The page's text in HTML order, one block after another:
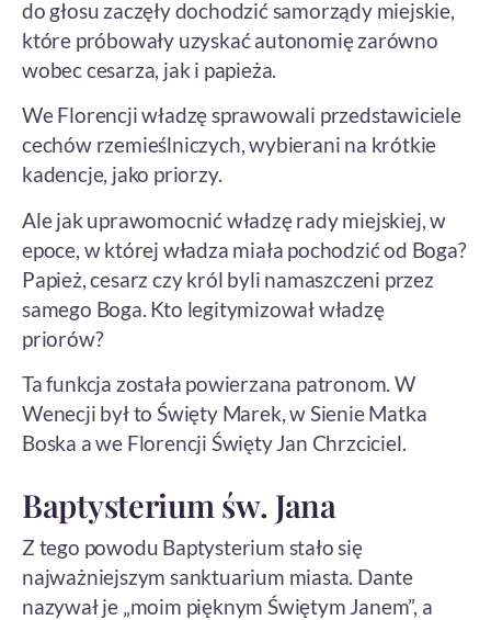
do głosu zaczęły dochodzić samorządy miejskie,
które próbowały uzyskać autonomię zarówno
wobec cesarza, jak i papieża.
We Florencji władzę sprawowali przedstawiciele
cechów rzemieślniczych, wybierani na krótkie
kadencje, jako priorzy.
Ale jak uprawomocnić władzę rady miejskiej, w
epoce, w której władza miała pochodzić od Boga?
Papież, cesarz czy król byli namaszczeni przez
samego Boga. Kto legitymizował władzę
priorów?
Ta funkcja została powierzana patronom. W
Wenecji był to Święty Marek, w Sienie Matka
Boska a we Florencji Święty Jan Chrzciciel.
Baptysterium św. Jana
Z tego powodu Baptysterium stało się
najważniejszym sanktuarium miasta. Dante
nazywał je „moim pięknym Świętym Janem”, a